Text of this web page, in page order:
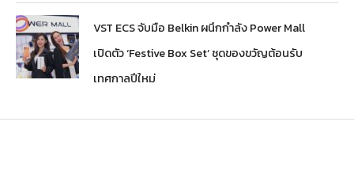
VST ECS จับมือ Belkin ผนึกกำลัง Power Mall
เปิดตัว ‘Festive Box Set’ ชุดของขวัญต้อนรับ
เทศกาลปีใหม่